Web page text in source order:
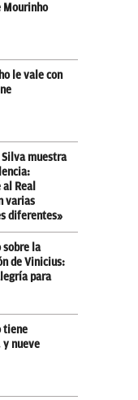
Mourinho
le vale con
Silva muestra
Real
varias
diferentes»
sobre la
de Vinicius:
para
tiene
nueve